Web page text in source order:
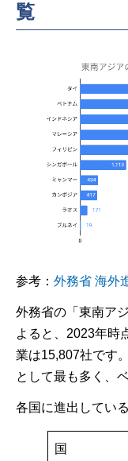
覧
参考： 外務省 海外
外務省の「東南ア
よると、2023年時
業は15,807社です
として最も多く、
各国に進出してい
国